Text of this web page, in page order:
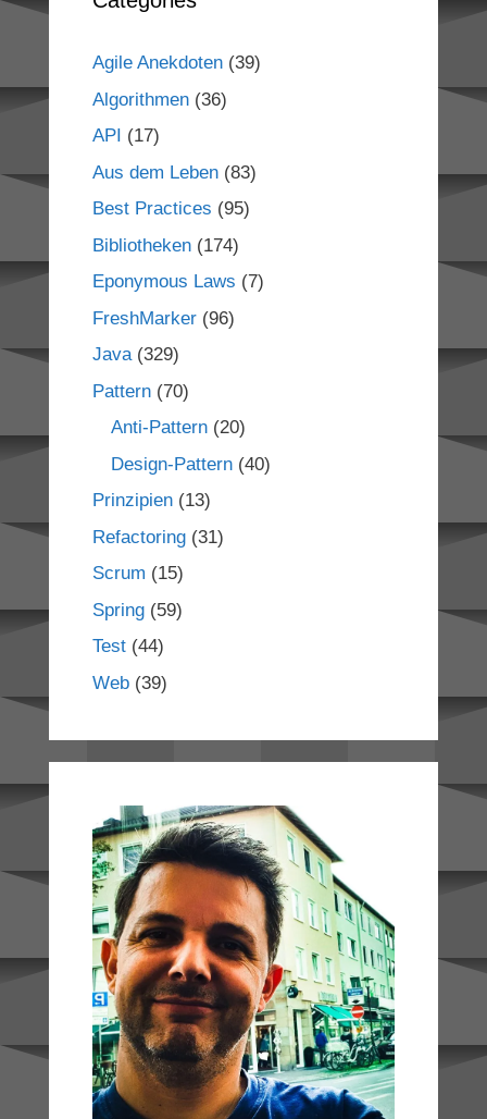
Agile Anekdoten(39)
Algorithmen(36)
API (17)
Aus dem Leben(83)
Best Practices (95)
Bibliotheken(174)
Eponymous Laws (7)
FreshMarker(96)
Java(329)
Pattern(70)
Anti-Pattern(20)
Design-Pattern(40)
Prinzipien(13)
Refactoring(31)
Scrum (15)
Spring(59)
Test(44)
Web(39)